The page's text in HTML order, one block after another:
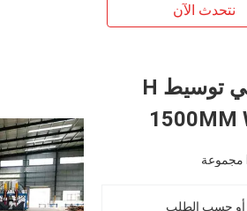
نتحدث الآن
HZL-1500 الهيدروليكية التلقائي توسيط H